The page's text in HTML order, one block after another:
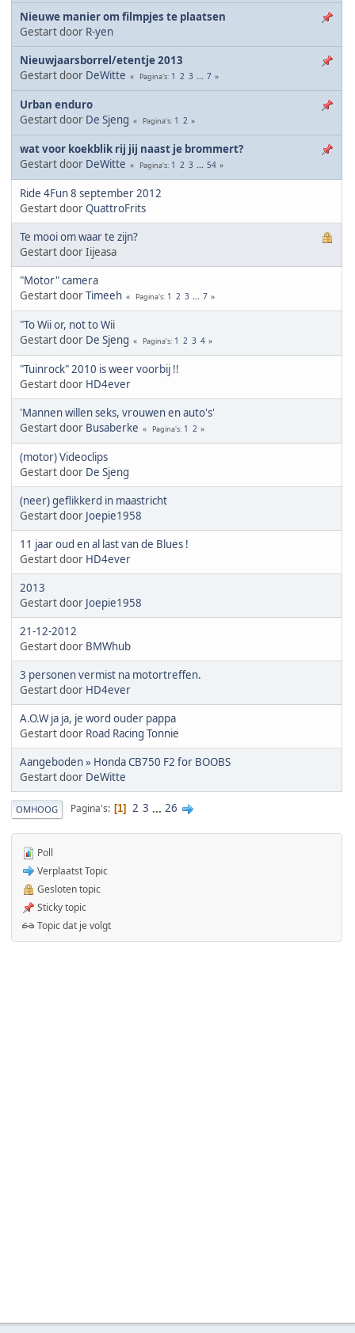
Nieuwe manier om filmpjes te plaatsen
Gestart door R-yen
Nieuwjaarsborrel/etentje 2013
Gestart door DeWitte Pagina's 1 2 3 ... 7
Urban enduro
Gestart door De Sjeng Pagina's 1 2
wat voor koekblik rij jij naast je brommert?
Gestart door DeWitte Pagina's 1 2 3 ... 54
Ride 4Fun 8 september 2012
Gestart doorQuattroFrits
Te mooi om waar te zijn?
Gestart door Iijeasa
"Motor" camera
Gestart doorTimeeh Pagina's 1 2 3 ... 7
"To Wii or, not to Wii
Gestart door De Sjeng Pagina's 1 2 3 4
"Tuinrock" 2010 is weer voorbij !!
Gestart door HD4ever
'Mannen willen seks, vrouwen en auto's'
Gestart door Busaberke Pagina's 1 2
(motor) Videoclips
Gestart door De Sjeng
(neer) geflikkerd in maastricht
Gestart door Joepie1958
11 jaar oud en al last van de Blues !
Gestart door HD4ever
2013
Gestart door Joepie1958
21-12-2012
Gestart door BMWhub
3 personen vermist na motortreffen.
Gestart door HD4ever
A.O.W ja ja, je word ouder pappa
Gestart door Road Racing Tonnie
Aangeboden » Honda CB750 F2 for BOOBS
Gestart door DeWitte
OMHOOG Pagina's 1 2 3 ... 26
Poll
Verplaatst Topic
Gesloten topic
Sticky topic
Topic dat je volgt